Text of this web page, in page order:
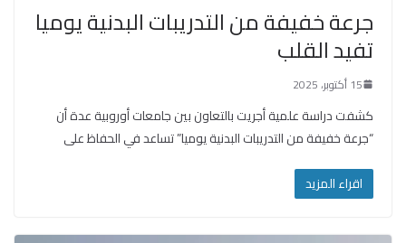
جرعة خفيفة من التدريبات البدنية يوميا
تفيد القلب
15 أكتوبر، 2025
كشفت دراسة علمية أجريت بالتعاون بين جامعات أوروبية عدة أن
“جرعة خفيفة من التدريبات البدنية يوميا” تساعد في الحفاظ على
اقراء المزيد